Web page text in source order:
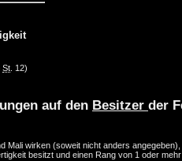
St . 12)
auf den Besitzer der
Mali wirken (soweit nicht anders
besitzt und einen Rang von 1 oder